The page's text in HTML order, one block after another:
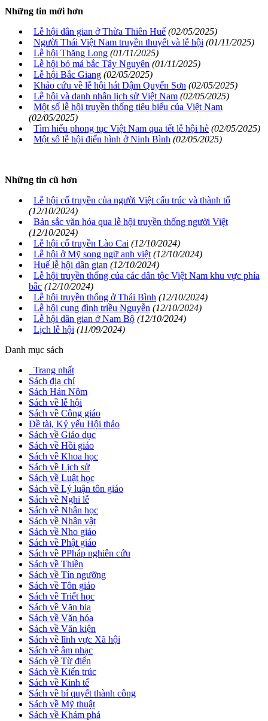
Những tin mới hơn
Lễ hội dân gian ở Thừa Thiên Huế (02/05/2025)
Người Thái Việt Nam truyền thuyết và lễ hội (01/11/2025)
Lễ hội Thăng Long (01/11/2025)
Lễ hội bỏ mả bắc Tây Nguyên (01/11/2025)
Lễ hội Bắc Giang (02/05/2025)
Khảo cứu về lễ hội hát Dậm Quyển Sơn (02/05/2025)
Lễ hội và danh nhân lịch sử Việt Nam (02/05/2025)
Một số lễ hội truyền thống tiêu biểu của Việt Nam
(02/05/2025)
Tìm hiểu phong tục Việt Nam qua tết lễ hội hè (02/05/2025)
Một số lễ hội điển hình ở Ninh Bình (02/05/2025)
Những tin cũ hơn
Lễ hội cổ truyền của người Việt cấu trúc và thành tố
(12/10/2024)
Bản sắc văn hóa qua lễ hội truyền thống người Việt
(12/10/2024)
Lễ hội cổ truyền Lào Cai (12/10/2024)
Lễ hội ở Mỹ song ngữ anh việt (12/10/2024)
Huế lễ hội dân gian (12/10/2024)
Lễ hội truyền thống của các dân tộc Việt Nam khu vực phía
bắc (12/10/2024)
Lễ hội truyền thống ở Thái Bình (12/10/2024)
Lễ hội cung đình triều Nguyễn (12/10/2024)
Lễ hội dân gian ở Nam Bộ (12/10/2024)
Lịch lễ hội (11/09/2024)
Danh mục sách
Trang nhất
Sách địa chí
Sách Hán Nôm
Sách về lễ hội
Sách về Công giáo
Đề tài, Kỷ yếu Hội thảo
Sách về Giáo dục
Sách về Hồi giáo
Sách về Khoa học
Sách về Lịch sử
Sách về Luật học
Sách về Lý luận tôn giáo
Sách về Nghi lễ
Sách về Nhân học
Sách về Nhân vật
Sách về Nho giáo
Sách về Phật giáo
Sách về PPháp nghiên cứu
Sách về Thiền
Sách về Tín ngưỡng
Sách về Tôn giáo
Sách về Triết học
Sách về Văn bia
Sách về Văn hóa
Sách về Văn kiện
Sách về lĩnh vực Xã hội
Sách về âm nhạc
Sách về Từ điển
Sách về Kiến trúc
Sách về Kinh tế
Sách về bí quyết thành công
Sách về Mỹ thuật
Sách về Khám phá